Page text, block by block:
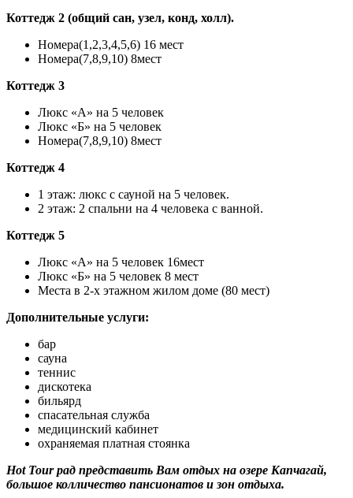
Коттедж 2 (общий сан, узел, конд, холл).
Номера(1,2,3,4,5,6) 16 мест
Номера(7,8,9,10) 8мест
Коттедж 3
Люкс «А» на 5 человек
Люкс «Б» на 5 человек
Номера(7,8,9,10) 8мест
Коттедж 4
1 этаж: люкс с сауной на 5 человек.
2 этаж: 2 спальни на 4 человека с ванной.
Коттедж 5
Люкс «А» на 5 человек 16мест
Люкс «Б» на 5 человек 8 мест
Места в 2-х этажном жилом доме (80 мест)
Дополнительные услуги:
бар
сауна
теннис
дискотека
бильярд
спасательная служба
медицинский кабинет
охраняемая платная стоянка
Hot Tour рад представить Вам отдых на озере Капчагай,
большое колличество пансионатов и зон отдыха.